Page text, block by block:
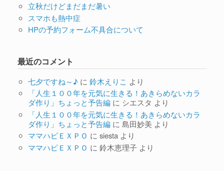
立秋だけどまだまだ暑い
スマホも熱中症
HPの予約フォーム不具合について
最近のコメント
七夕ですね～♪に 鈴木えりこ より
「人生１００年を元気に生きる！あきらめないカラ
ダ作り」ちょっと予告編に シエスタ より
「人生１００年を元気に生きる！あきらめないカラ
ダ作り」ちょっと予告編に 島田妙美 より
ママハピＥＸＰＯ に siestaより
ママハピＥＸＰＯ に 鈴木恵理子より